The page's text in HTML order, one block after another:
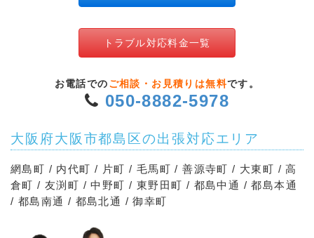
トラブル対応料金一覧
お電話での ご相談・お見積りは無料です。
050-8882-5978
大阪府大阪市都島区の出張対応エリア
網島町 / 内代町 / 片町 / 毛馬町 / 善源寺町 / 大東町 / 高
倉町 / 友渕町 / 中野町 / 東野田町 / 都島中通 / 都島本通
/ 都島南通 / 都島北通 / 御幸町